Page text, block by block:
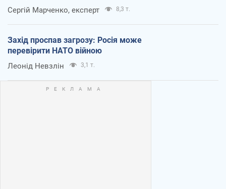
Сергій Марченко, експерт 8,3 т.
Захід проспав загрозу: Росія може
перевірити НАТО війною
Леонід Невзлін 3,1 т.